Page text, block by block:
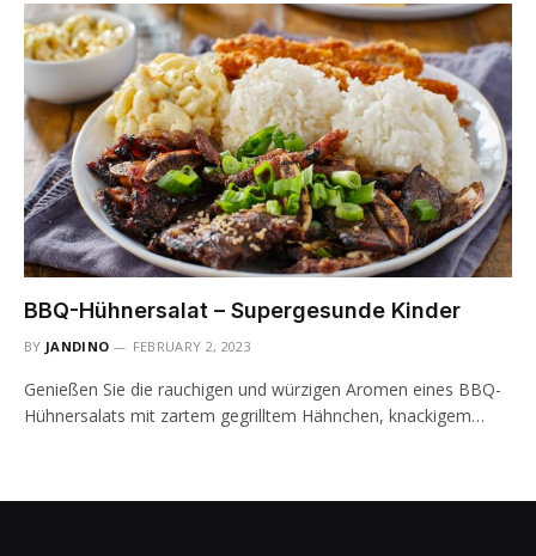
BBQ-Hühnersalat – Supergesunde Kinder
BY JANDINO FEBRUARY 2, 2023
Genießen Sie die rauchigen und würzigen Aromen eines BBQ-
Hühnersalats mit zartem gegrilltem Hähnchen, knackigem…